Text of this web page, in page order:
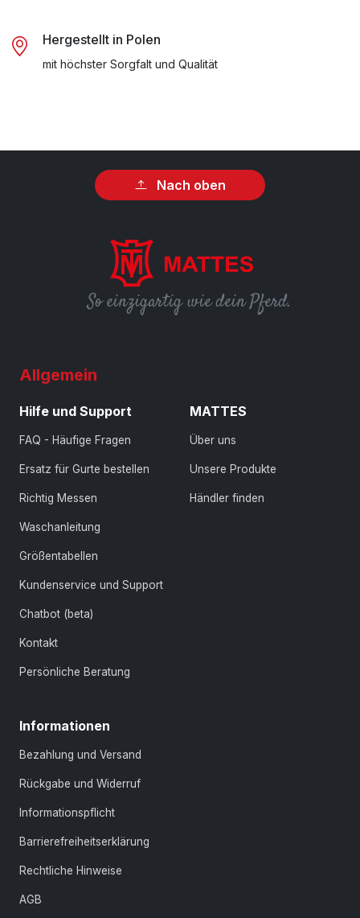
Hergestellt in Polen
mit höchster Sorgfalt und Qualität
Nach oben
So einzigartig wie dein Pferd.
Allgemein
Hilfe und Support
FAQ - Häufige Fragen
Ersatz für Gurte bestellen
Richtig Messen
Waschanleitung
Größentabellen
Kundenservice und Support
Chatbot (beta)
Kontakt
Persönliche Beratung
MATTES
Über uns
Unsere Produkte
Händler finden
Informationen
Bezahlung und Versand
Rückgabe und Widerruf
Informationspflicht
Barrierefreiheitserklärung
Rechtliche Hinweise
AGB